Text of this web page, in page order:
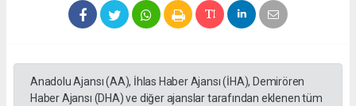
Anadolu Ajansı (AA), İhlas Haber Ajansı (İHA), Demirören
Haber Ajansı (DHA) ve diğer ajanslar tarafından eklenen tüm